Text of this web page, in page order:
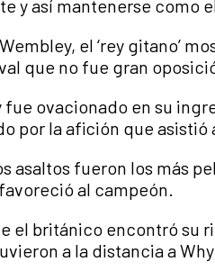
y así mantenerse como
el ‘rey gitano’
que no fue gran
ovacionado en su
por la afición que
asaltos fueron los más
al campeón.
el británico encontró su
a la distancia a